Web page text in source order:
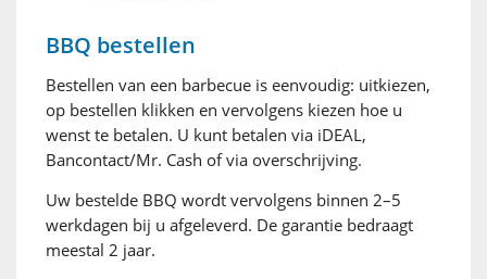
BBQ bestellen
Bestellen van een barbecue is eenvoudig: uitkiezen,
op bestellen klikken en vervolgens kiezen hoe u
wenst te betalen. U kunt betalen via iDEAL,
Bancontact/Mr. Cash of via overschrijving.
Uw bestelde BBQ wordt vervolgens binnen 2–5
werkdagen bij u afgeleverd. De garantie bedraagt
meestal 2 jaar.